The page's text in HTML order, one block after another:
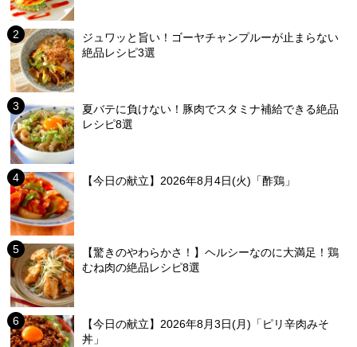
ジュワッと旨い！ゴーヤチャンプルーが止まらない
絶品レシピ3選
夏バテに負けない！豚肉でスタミナ補給できる絶品
レシピ8選
【今日の献立】2026年8月4日(火)「酢鶏」
【驚きのやわらかさ！】ヘルシーなのに大満足！鶏
むね肉の絶品レシピ8選
【今日の献立】2026年8月3日(月)「ピリ辛肉みそ
丼」